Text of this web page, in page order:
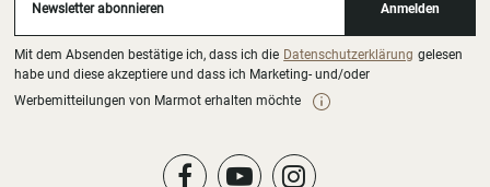
Newsletter abonnieren Anmelden
Mit dem Absenden bestätige ich, dass ich die Datenschutzerklärung gelesen
habe und diese akzeptiere und dass ich Marketing- und/oder
Werbemitteilungen von Marmot erhalten möchte